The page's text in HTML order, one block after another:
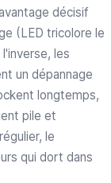
décisif
(LED tricolore le
les
un dépannage
longtemps,
pile et
le
qui dort dans